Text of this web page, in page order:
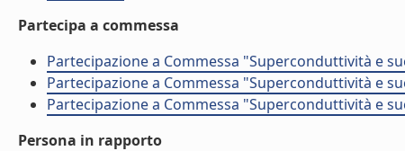
Partecipa a commessa
Partecipazione a Commessa "Superconduttività e
Partecipazione a Commessa "Superconduttività e
Partecipazione a Commessa "Superconduttività e
Persona in rapporto